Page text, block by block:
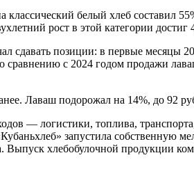
белый хлеб составил
рост в этой категории достиг
сдавать позиции: в первые месяцы
с 2024 годом продажи
Лаваш подорожал на 14%, до 92
— логистики, топлива,
запустила собственную
Выпуск хлебобулочной продукции